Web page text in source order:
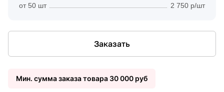
от 50 шт
2 750 р/шт
Заказать
Мин. сумма заказа товара 30 000 руб